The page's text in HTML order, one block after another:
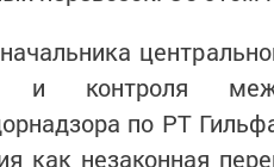
и контроля
по РТ
как незаконная